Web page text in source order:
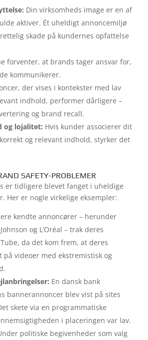
Din virksomheds image er en af
aktiver. Ét uheldigt annoncemiljø
skade på kundernes opfattelse
forventer, at brands tager ansvar for,
kommunikerer.
der vises i kontekster med lav
indhold, performer dårligere –
og brand recall.
og lojalitet: Hvis kunder associerer dit
og relevant indhold, styrker det
SAFETY-PROBLEMER
er tidligere blevet fanget i uheldige
Her er nogle virkelige eksempler:
kendte annoncører – herunder
og L’Oréal – trak deres
da det kom frem, at deres
på videoer med ekstremistisk og
En dansk bank
bannerannoncer blev vist på sites
skete via en programmatiske
i placeringen var lav.
politiske begivenheder som valg